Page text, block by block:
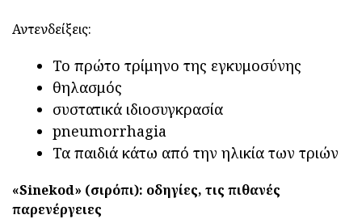
Αντενδείξεις:
Το πρώτο τρίμηνο της εγκυμοσύνης
θηλασμός
συστατικά ιδιοσυγκρασία
pneumorrhagia
Τα παιδιά κάτω από την ηλικία των τριών
«Sinekod» (σιρόπι): οδηγίες, τις πιθανές
παρενέργειες